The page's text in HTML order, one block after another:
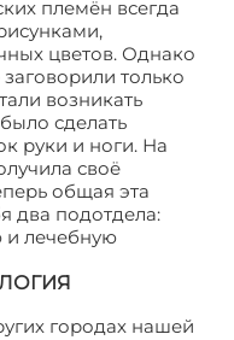
племён всегда
цветов. Однако
только
возникать
сделать
руки и ноги. На
своё
общая эта
два подотдела:
и лечебную
городах нашей